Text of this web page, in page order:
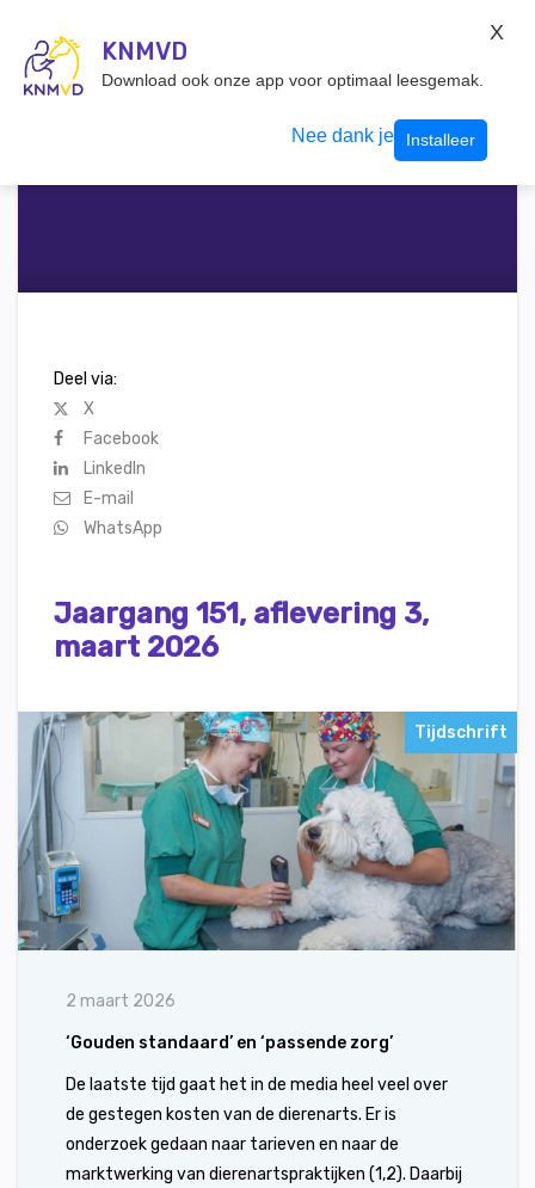
Inloggen
Deel via:
X
Facebook
LinkedIn
E-mail
WhatsApp
Jaargang 151, aflevering 3,
maart 2026
Tijdschrift
2 maart 2026
‘Gouden standaard’ en ‘passende zorg’
De laatste tijd gaat het in de media heel veel over
de gestegen kosten van de dierenarts. Er is
onderzoek gedaan naar tarieven en naar de
marktwerking van dierenartspraktijken (1,2). Daarbij
KNMVD
Download ook onze app voor optimaal leesgemak.
Nee dank je Installeer
X